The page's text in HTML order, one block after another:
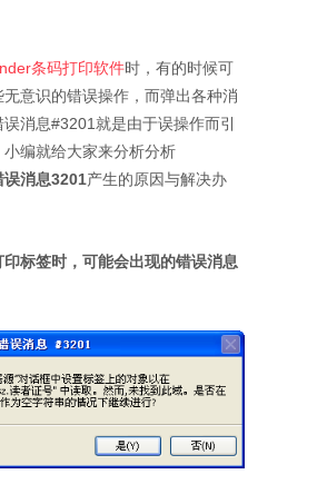
条码打印软件时，有的时候可
意识的错误操作，而弹出各种消
消息#3201就是由于误操作而引
小编就给大家来分析分析
消息3201产生的原因与解决办
印标签时，可能会出现的错误消息